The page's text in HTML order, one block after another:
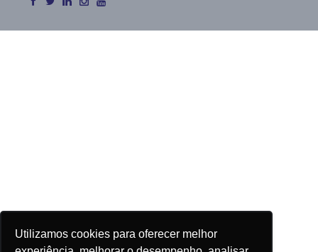
Utilizamos cookies para oferecer melhor